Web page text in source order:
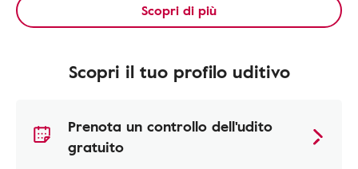
Scopri di più
Scopri il tuo profilo uditivo
Prenota un controllo dell'udito
gratuito